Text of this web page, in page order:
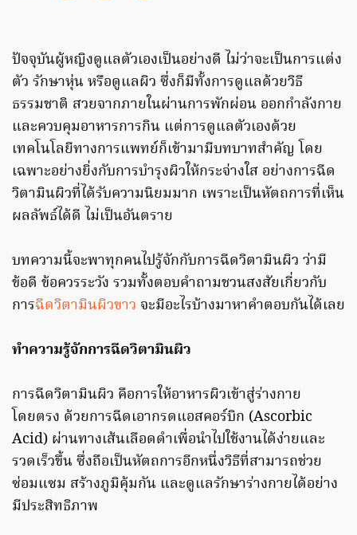
ปัจจุบันผู้หญิงดูแลตัวเองเป็นอย่างดี ไม่ว่าจะเป็นการแต่ง
ตัว รักษาหุ่น หรือดูแลผิว ซึ่งก็มีทั้งการดูแลด้วยวิธี
ธรรมชาติ สวยจากภายในผ่านการพักผ่อน ออกกำลังกาย
และควบคุมอาหารการกิน แต่การดูแลตัวเองด้วย
เทคโนโลยีทางการแพทย์ก็เข้ามามีบทบาทสำคัญ โดย
เฉพาะอย่างยิ่งกับการบำรุงผิวให้กระจ่างใส อย่างการฉีด
วิตามินผิวที่ได้รับความนิยมมาก เพราะเป็นหัตถการที่เห็น
ผลลัพธ์ได้ดี ไม่เป็นอันตราย
บทความนี้จะพาทุกคนไปรู้จักกับการฉีดวิตามินผิว ว่ามี
ข้อดี ข้อควรระวัง รวมทั้งตอบคำถามชวนสงสัยเกี่ยวกับ
การฉีดวิตามินผิวขาว จะมีอะไรบ้างมาหาคำตอบกันได้เลย
ทำความรู้จักการฉีดวิตามินผิว
การฉีดวิตามินผิว คือการให้อาหารผิวเข้าสู่ร่างกาย
โดยตรง ด้วยการฉีดเอากรดแอสคอร์บิก (Ascorbic
Acid) ผ่านทางเส้นเลือดดำเพื่อนำไปใช้งานได้ง่ายและ
รวดเร็วขึ้น ซึ่งถือเป็นหัตถการอีกหนึ่งวิธีที่สามารถช่วย
ซ่อมแซม สร้างภูมิคุ้มกัน และดูแลรักษาร่างกายได้อย่าง
มีประสิทธิภาพ